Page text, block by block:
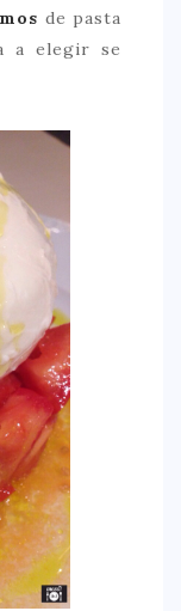
de pasta
a elegir se